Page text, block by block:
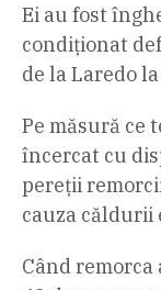
Ei au fost
condiționat
de la Laredo
Pe măsură ce
încercat cu
pereții
cauza căldurii
Când remorca